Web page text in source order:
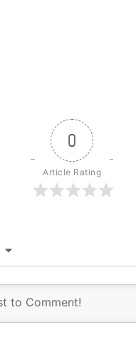
0
Article Rating